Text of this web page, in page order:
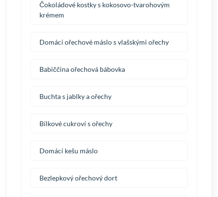
Čokoládové kostky s kokosovo-tvarohovým
krémem
Domácí ořechové máslo s vlašskými ořechy
Babiččina ořechová bábovka
Buchta s jablky a ořechy
Bílkové cukroví s ořechy
Domácí kešu máslo
Bezlepkový ořechový dort